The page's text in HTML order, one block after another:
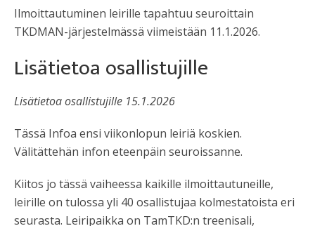
Ilmoittautuminen leirille tapahtuu seuroittain
TKDMAN-järjestelmässä viimeistään 11.1.2026.
Lisätietoa osallistujille
Lisätietoa osallistujille 15.1.2026
Tässä Infoa ensi viikonlopun leiriä koskien.
Välitättehän infon eteenpäin seuroissanne.
Kiitos jo tässä vaiheessa kaikille ilmoittautuneille,
leirille on tulossa yli 40 osallistujaa kolmestatoista eri
seurasta. Leiripaikka on TamTKD:n treenisali,